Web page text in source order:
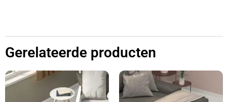
Gerelateerde producten